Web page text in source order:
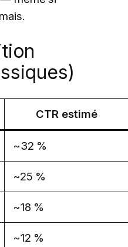
CTR estimé
~32 %
~25 %
~18 %
~12 %